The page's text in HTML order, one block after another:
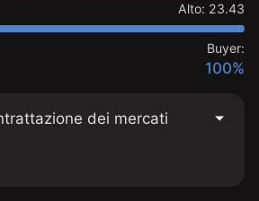
Alto: 23.43
Buyer:
100%
dei mercati